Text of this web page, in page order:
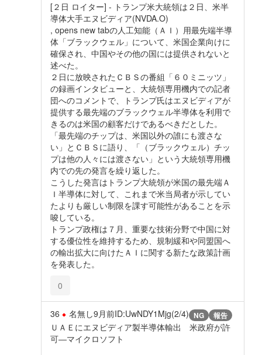
[２日 ロイター] - トランプ米大統領は２日、米半
導体大手エヌビディア(NVDA.O)
, opens new tabの人工知能（ＡＩ）用最先端半導
体「ブラックウェル」について、米国企業向けに
確保され、中国やその他の国には提供されないと
述べた。
２日に放映されたＣＢＳの番組「６０ミニッツ」
の録画インタビューと、大統領専用機内での記者
団へのコメントで、トランプ氏はエヌビディアが
提供する最先端のブラックウェル半導体を利用で
きるのは米国の顧客だけであるべきだとした。
「最先端のチップは、米国以外の誰にも渡さな
い」とＣＢＳに語り、「（ブラックウェル）チッ
プは他の人々には渡さない」という大統領専用機
内での先の発言を繰り返した。
こうした発言はトランプ大統領が米国の最先端Ａ
Ｉ半導体に対して、これまで米当局者が示してい
たよりも厳しい制限を課す可能性があることを示
唆している。
トランプ政権は７月、重要な技術分野で中国に対
する優位性を維持するため、規制緩和や同盟国へ
の輸出拡大に向けたＡＩに関する新たな政策計画
を発表した。
0
36 名無し9月前ID:UwNDY1Mjg(2/4) NG 報告
ＵＡＥにエヌビディア製半導体輸出 米政府が許
可―マイクロソフト